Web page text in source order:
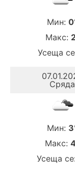
Мин: 0
Макс:
Усеща
Сряда
Мин: 3
Макс: 4
Усеща се: